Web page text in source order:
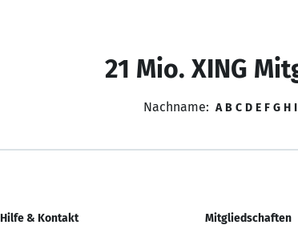
21 Mio. XING
Nachname: A B C D E F G H I
Hilfe & Kontakt Mitgliedschaften